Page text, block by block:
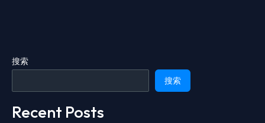
搜索
搜索
Recent Posts